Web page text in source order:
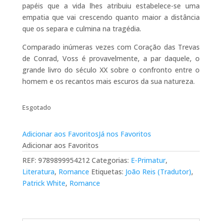
papéis que a vida lhes atribuiu estabelece-se uma
empatia que vai crescendo quanto maior a distância
que os separa e culmina na tragédia.
Comparado inúmeras vezes com Coração das Trevas
de Conrad, Voss é provavelmente, a par daquele, o
grande livro do século XX sobre o confronto entre o
homem e os recantos mais escuros da sua natureza.
Esgotado
Adicionar aos FavoritosJá nos Favoritos
Adicionar aos Favoritos
REF: 9789899954212 Categorias: E-Primatur,
Literatura, Romance Etiquetas: João Reis (Tradutor),
Patrick White, Romance